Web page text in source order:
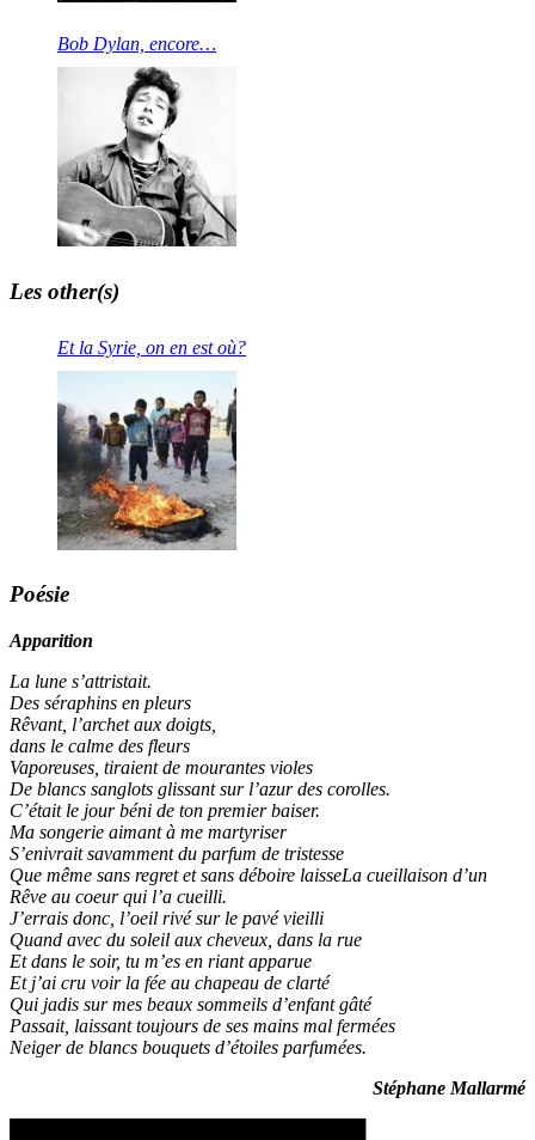
Bob Dylan, encore…
Les other(s)
Et la Syrie, on en est où?
Poésie
Apparition
La lune s’attristait.
Des séraphins en pleurs
Rêvant, l’archet aux doigts,
dans le calme des fleurs
Vaporeuses, tiraient de mourantes violes
De blancs sanglots glissant sur l’azur des corolles.
C’était le jour béni de ton premier baiser.
Ma songerie aimant à me martyriser
S’enivrait savamment du parfum de tristesse
Que même sans regret et sans déboire laisseLa cueillaison d’un
Rêve au coeur qui l’a cueilli.
J’errais donc, l’oeil rivé sur le pavé vieilli
Quand avec du soleil aux cheveux, dans la rue
Et dans le soir, tu m’es en riant apparue
Et j’ai cru voir la fée au chapeau de clarté
Qui jadis sur mes beaux sommeils d’enfant gâté
Passait, laissant toujours de ses mains mal fermées
Neiger de blancs bouquets d’étoiles parfumées.
Stéphane Mallarmé